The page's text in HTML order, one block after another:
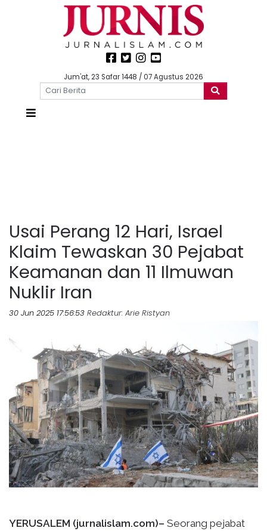
Jum'at, 23 Safar 1448 / 07 Agustus 2026
Usai Perang 12 Hari, Israel
Klaim Tewaskan 30 Pejabat
Keamanan dan 11 Ilmuwan
Nuklir Iran
30 Jun 2025 17:56:53 Redaktur: Arie Ristyan
YERUSALEM (jurnalislam.com)– Seorang pejabat